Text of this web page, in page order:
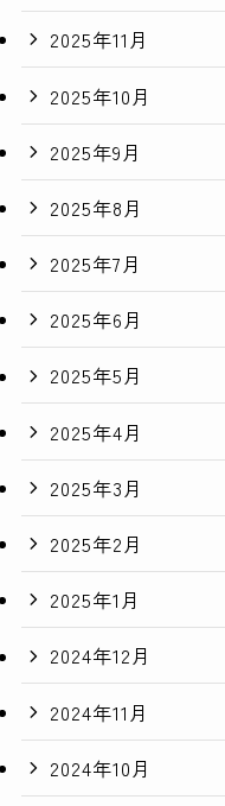
2025年11月
2025年10月
2025年9月
2025年8月
2025年7月
2025年6月
2025年5月
2025年4月
2025年3月
2025年2月
2025年1月
2024年12月
2024年11月
2024年10月